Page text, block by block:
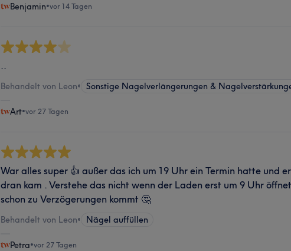
Benjamin•vor 14 Tagen
..
Behandelt von Leon• Sonstige Nagelverlängerungen &
Art•vor 27 Tagen
War alles super 👍 außer das ich um 19 Uhr ein Termin hatte und
dran kam . Verstehe das nicht wenn der Laden erst um 9 Uhr
schon zu Verzögerungen kommt 🤔
Behandelt von Leon• Nägel auffüllen
Petra•vor 27 Tagen